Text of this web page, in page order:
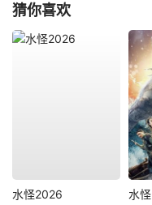
猜你喜欢
水怪2026 水怪